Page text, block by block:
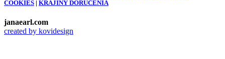
COOKIES | KRAJINY DORUČENIA
janaearl.com
created by kovidesign